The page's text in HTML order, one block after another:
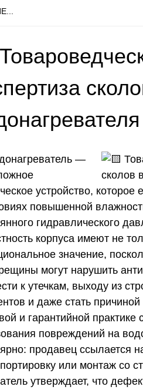
—
устройство, которое
повышенной
гидравлического
корпуса имеют не
значение,
могут нарушить
к утечкам, выходу из
и даже стать
и гарантийной
повреждений на
продавец ссылается
или монтаж со
утверждает, что